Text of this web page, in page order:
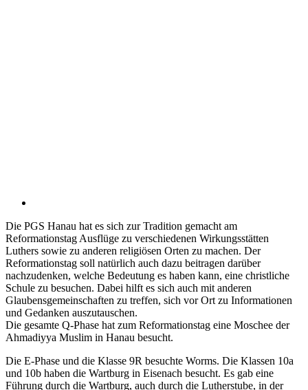
Die PGS Hanau hat es sich zur Tradition gemacht am
Reformationstag Ausflüge zu verschiedenen Wirkungsstätten
Luthers sowie zu anderen religiösen Orten zu machen. Der
Reformationstag soll natürlich auch dazu beitragen darüber
nachzudenken, welche Bedeutung es haben kann, eine christliche
Schule zu besuchen. Dabei hilft es sich auch mit anderen
Glaubensgemeinschaften zu treffen, sich vor Ort zu Informationen
und Gedanken auszutauschen.
Die gesamte Q-Phase hat zum Reformationstag eine Moschee der
Ahmadiyya Muslim in Hanau besucht.
Die E-Phase und die Klasse 9R besuchte Worms. Die Klassen 10a
und 10b haben die Wartburg in Eisenach besucht. Es gab eine
Führung durch die Wartburg, auch durch die Lutherstube, in der